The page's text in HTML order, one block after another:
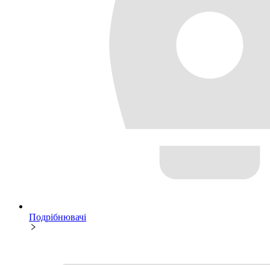
Подрібнювачі